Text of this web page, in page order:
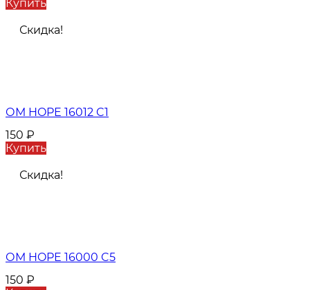
Купить
Скидка!
ОМ HOPE 16012 C1
150 ₽
Купить
Скидка!
ОМ HOPE 16000 C5
150 ₽